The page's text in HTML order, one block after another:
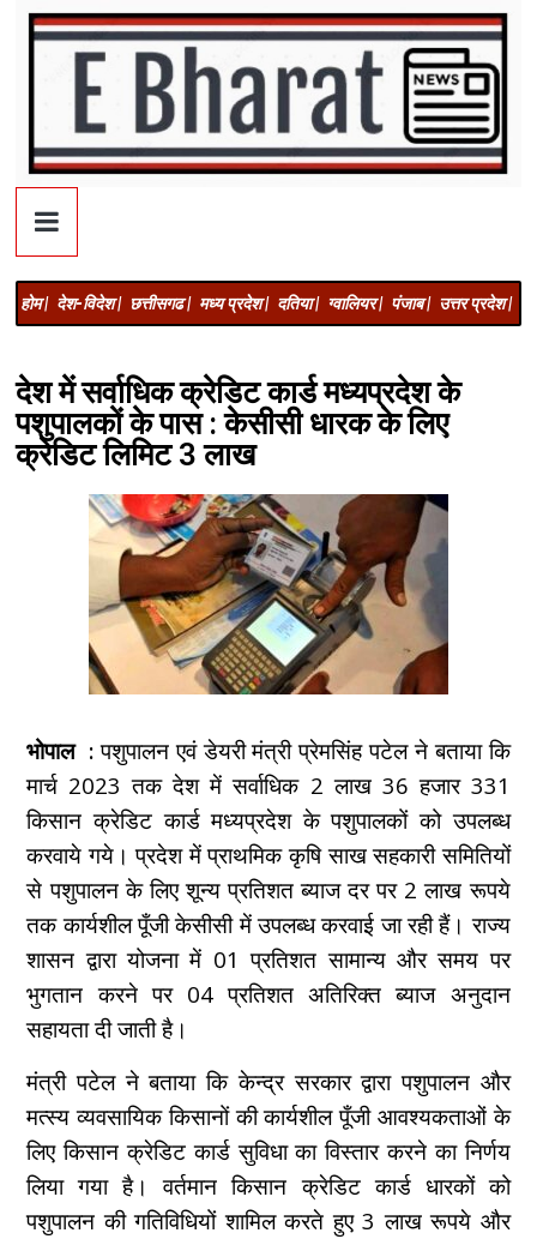
होम | देश-विदेश | छत्तीसगढ | मध्य प्रदेश | दतिया | ग्वालियर | पंजाब | उत्तर प्रदेश |
देश में सर्वाधिक क्रेडिट कार्ड मध्यप्रदेश के
पशुपालकों के पास : केसीसी धारक के लिए
क्रेडिट लिमिट 3 लाख
भोपाल : पशुपालन एवं डेयरी मंत्री प्रेमसिंह पटेल ने बताया कि
मार्च 2023 तक देश में सर्वाधिक 2 लाख 36 हजार 331
किसान क्रेडिट कार्ड मध्यप्रदेश के पशुपालकों को उपलब्ध
करवाये गये। प्रदेश में प्राथमिक कृषि साख सहकारी समितियों
से पशुपालन के लिए शून्य प्रतिशत ब्याज दर पर 2 लाख रूपये
तक कार्यशील पूँजी केसीसी में उपलब्ध करवाई जा रही हैं। राज्य
शासन द्वारा योजना में 01 प्रतिशत सामान्य और समय पर
भुगतान करने पर 04 प्रतिशत अतिरिक्त ब्याज अनुदान
सहायता दी जाती है।
मंत्री पटेल ने बताया कि केन्द्र सरकार द्वारा पशुपालन और
मत्स्य व्यवसायिक किसानों की कार्यशील पूँजी आवश्यकताओं के
लिए किसान क्रेडिट कार्ड सुविधा का विस्तार करने का निर्णय
लिया गया है। वर्तमान किसान क्रेडिट कार्ड धारकों को
पशुपालन की गतिविधियों शामिल करते हुए 3 लाख रूपये और